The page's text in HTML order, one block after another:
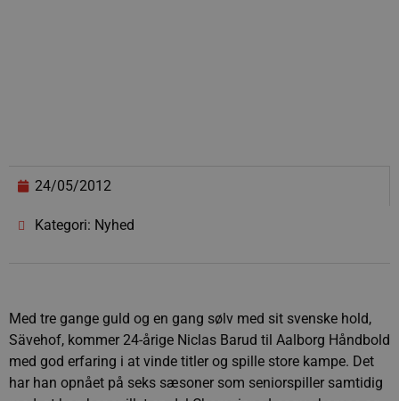
24/05/2012
Kategori: Nyhed
Med tre gange guld og en gang sølv med sit svenske hold,
Sävehof, kommer 24-årige Niclas Barud til Aalborg Håndbold
med god erfaring i at vinde titler og spille store kampe. Det
har han opnået på seks sæsoner som seniorspiller samtidig